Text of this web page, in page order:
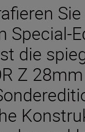
Special-
die
Z